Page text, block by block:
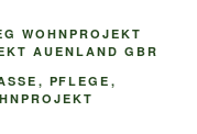
WOHNPROJEKT
AUENLAND GBR
, PFLEGE ,